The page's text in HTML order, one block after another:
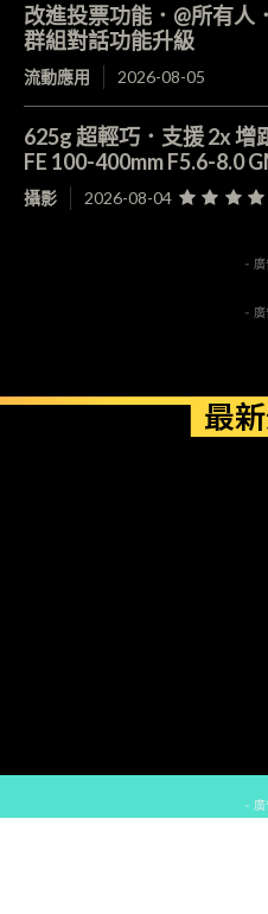
改進投票功能．@所有
群組對話功能升級
流動應用 2026-08-05
625g 超輕巧．支援 2x
FE 100-400mm F5.6-8.0
攝影 2026-08-04
- 廣
- 廣
最
- 廣